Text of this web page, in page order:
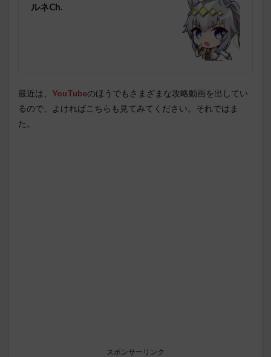
ルネCh.
最近は、 YouTubeのほうでもさまざまな攻略動画を出してい
るので、よければこちらも見てみてください。それではま
た。
スポンサーリンク